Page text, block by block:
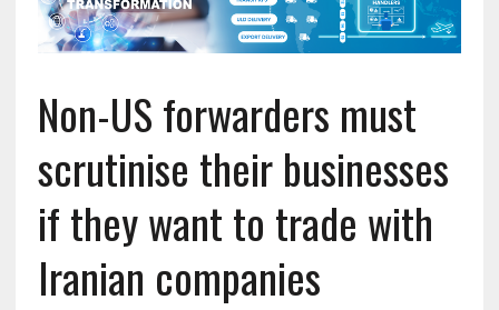
Non-US forwarders must
scrutinise their businesses
if they want to trade with
Iranian companies